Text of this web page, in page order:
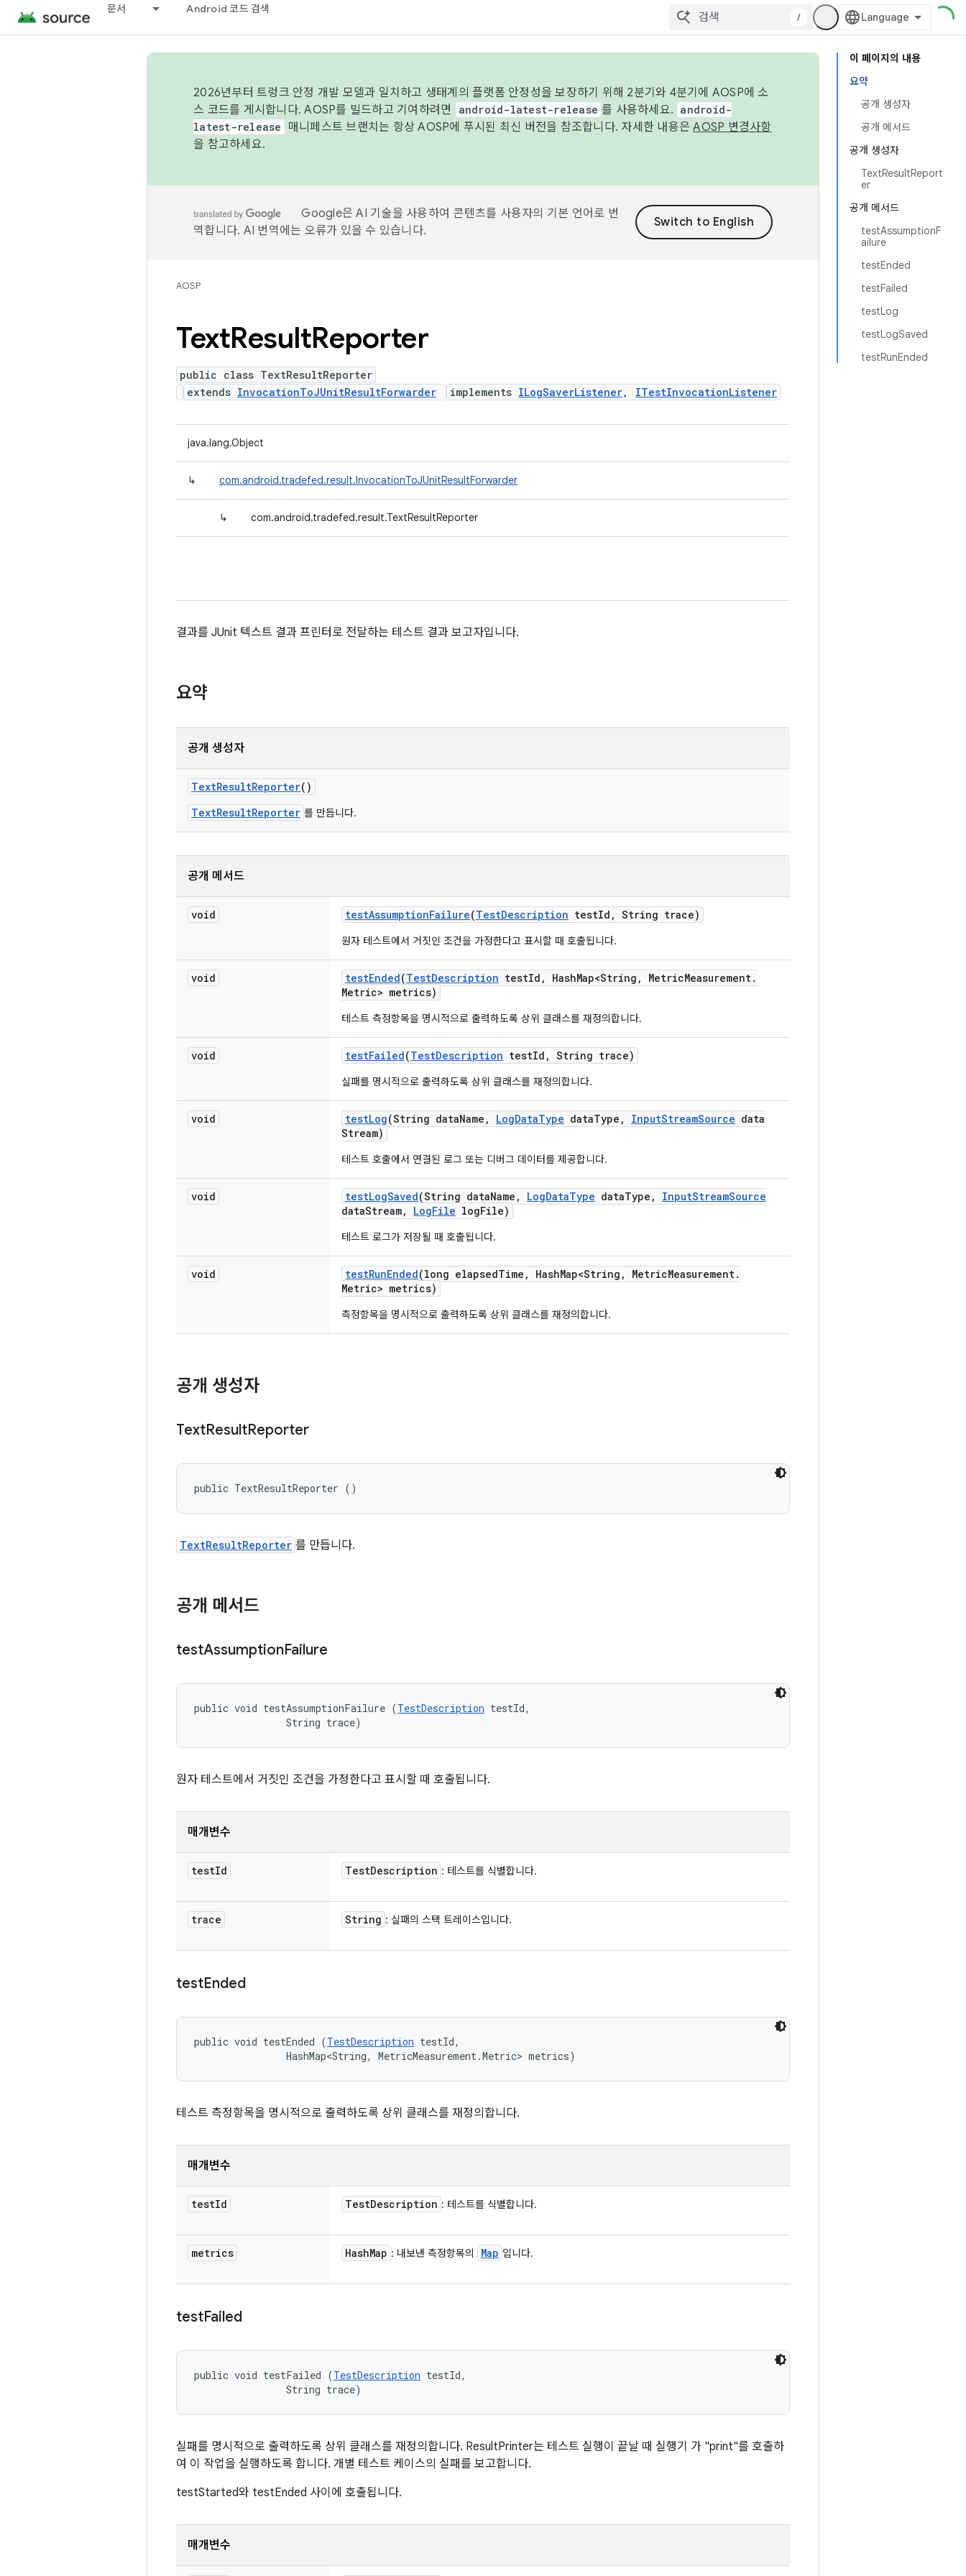
문서 Android 코드 검색
/
이 페이지의 내용
요약
공개 생성자
공개 메서드
공개 생성자
TextResultReport
er
공개 메서드
testAssumptionF
ailure
testEnded
testFailed
testLog
testLogSaved
testRunEnded
2026년부터 트렁크 안정 개발 모델과 일치하고 생태계의 플랫폼 안정성을 보장하기 위해 2분기와 4분기에 AOSP에 소
스 코드를 게시합니다. AOSP를 빌드하고 기여하려면
android-latest-release 를 사용하세요. android-
latest-release
매니페스트 브랜치는 항상 AOSP에 푸시된 최신 버전을 참조합니다. 자세한 내용은AOSP 변경사항
을 참고하세요.
Google은 AI 기술을 사용하여 콘텐츠를 사용자의 기본 언어로 번
역합니다. AI 번역에는 오류가 있을 수 있습니다.
AOSP
TextResultReporter
public class TextResultReporter
extends InvocationToJUnitResultForwarder implements ILogSaverListener, ITestInvocationListener
java.lang.Object
↳ com.android.tradefed.result.InvocationToJUnitResultForwarder
↳ com.android.tradefed.result.TextResultReporter
결과를 JUnit 텍스트 결과 프린터로 전달하는 테스트 결과 보고자입니다.
요약
공개 생성자
TextResultReporter()
TextResultReporter 를 만듭니다.
공개 메서드
void testAssumptionFailure(TestDescription testId , String trace)
원자 테스트에서 거짓인 조건을 가정한다고 표시할 때 호출됩니다.
void testEnded(TestDescription testId , HashMap<String , MetricMeasurement.
Metric> metrics)
테스트 측정항목을 명시적으로 출력하도록 상위 클래스를 재정의합니다.
void testFailed(TestDescription testId , String trace)
실패를 명시적으로 출력하도록 상위 클래스를 재정의합니다.
void testLog(String dataName , LogDataType dataType , InputStreamSource data
Stream)
테스트 호출에서 연결된 로그 또는 디버그 데이터를 제공합니다.
void testLogSaved(String dataName , LogDataType dataType , InputStreamSource
dataStream, LogFile logFile)
테스트 로그가 저장될 때 호출됩니다.
void testRunEnded(long elapsedTime , HashMap<String , MetricMeasurement.
Metric> metrics)
측정항목을 명시적으로 출력하도록 상위 클래스를 재정의합니다.
공개 생성자
TextResultReporter
public TextResultReporter ()
TextResultReporter 를 만듭니다.
공개 메서드
testAssumptionFailure
public void testAssumptionFailure (TestDescription testId,
                String trace)
원자 테스트에서 거짓인 조건을 가정한다고 표시할 때 호출됩니다.
매개변수
testId TestDescription : 테스트를 식별합니다.
trace String : 실패의 스택 트레이스입니다.
testEnded
public void testEnded (TestDescription testId,
                HashMap<String, MetricMeasurement.Metric> metrics)
테스트 측정항목을 명시적으로 출력하도록 상위 클래스를 재정의합니다.
매개변수
testId TestDescription : 테스트를 식별합니다.
metrics HashMap : 내보낸 측정항목의 Map 입니다.
testFailed
public void testFailed (TestDescription testId,
                String trace)
실패를 명시적으로 출력하도록 상위 클래스를 재정의합니다. ResultPrinter는 테스트 실행이 끝날 때 실행기 가 "print"를 호출하
여 이 작업을 실행하도록 합니다. 개별 테스트 케이스의 실패를 보고합니다.
testStarted와 testEnded 사이에 호출됩니다.
매개변수